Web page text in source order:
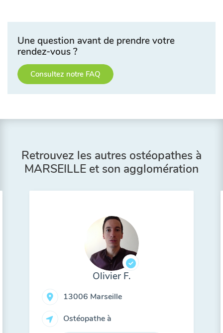
Une question avant de prendre votre
rendez-vous ?
Consultez notre FAQ
Retrouvez les autres ostéopathes à
MARSEILLE et son agglomération
Olivier F.
13006 Marseille
Ostéopathe à